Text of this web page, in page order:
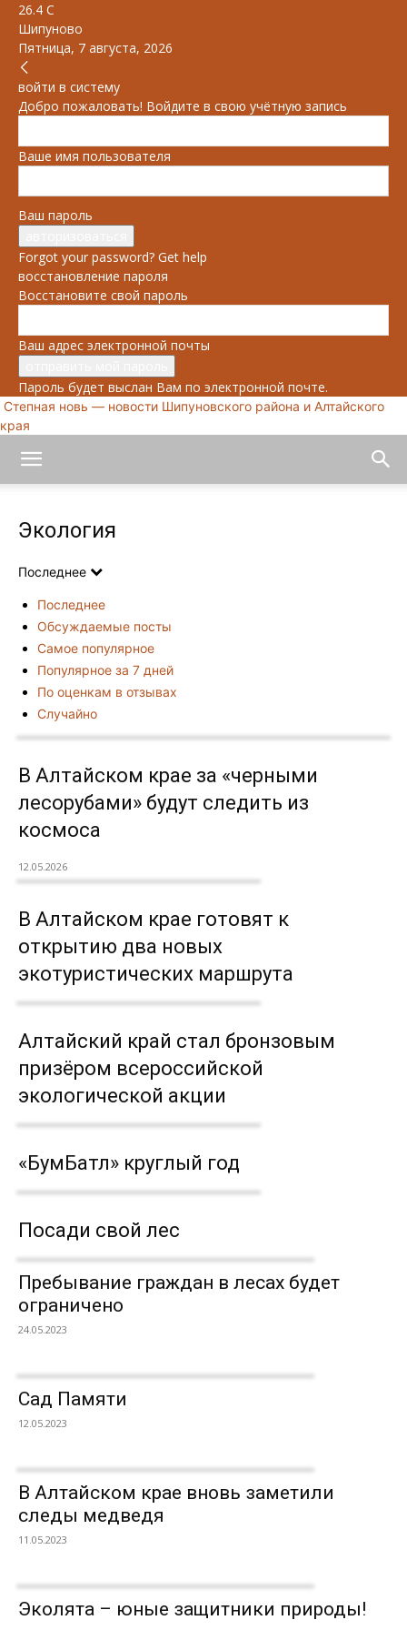
26.4 C
Шипуново
Пятница, 7 августа, 2026
войти в систему
Добро пожаловать! Войдите в свою учётную запись
Ваше имя пользователя
Ваш пароль
Forgot your password? Get help
восстановление пароля
Восстановите свой пароль
Ваш адрес электронной почты
Пароль будет выслан Вам по электронной почте.
Степная новь — новости Шипуновского района и Алтайского
края
Экология
Последнее
Последнее
Обсуждаемые посты
Самое популярное
Популярное за 7 дней
По оценкам в отзывах
Случайно
В Алтайском крае за «черными
лесорубами» будут следить из
космоса
12.05.2026
В Алтайском крае готовят к
открытию два новых
экотуристических маршрута
Алтайский край стал бронзовым
призёром всероссийской
экологической акции
«БумБатл» круглый год
Посади свой лес
Пребывание граждан в лесах будет
ограничено
24.05.2023
Сад Памяти
12.05.2023
В Алтайском крае вновь заметили
следы медведя
11.05.2023
Эколята – юные защитники природы!